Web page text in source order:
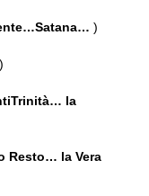
)
)
la
Resto… la Vera